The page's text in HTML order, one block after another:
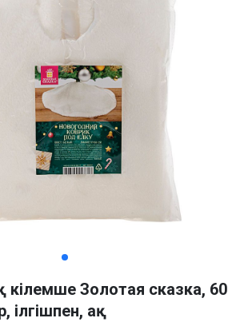
Золотая сказка, 60
ілгішпен, ақ